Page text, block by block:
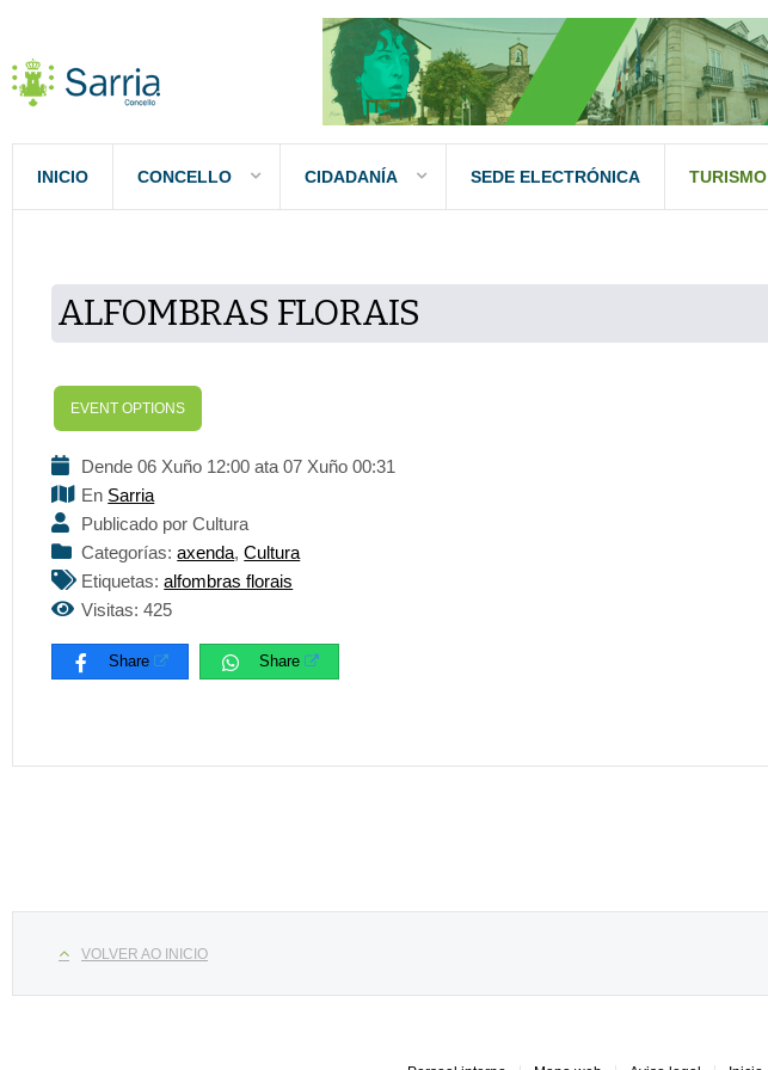
INICIO CONCELLO CIDADANÍA SEDE ELECTRÓNICA TURISMO
ALFOMBRAS FLORAIS
EVENT OPTIONS
Dende 06 Xuño 12:00 ata 07 Xuño 00:31
En Sarria
Publicado por Cultura
Categorías:axenda,Cultura
Etiquetas:alfombras florais
Visitas: 425
Share Share
VOLVER AO INICIO